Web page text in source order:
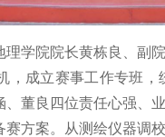
学院院长黄栋良、副
，成立赛事工作专班
董良四位责任心强、
方案。从测绘仪器调